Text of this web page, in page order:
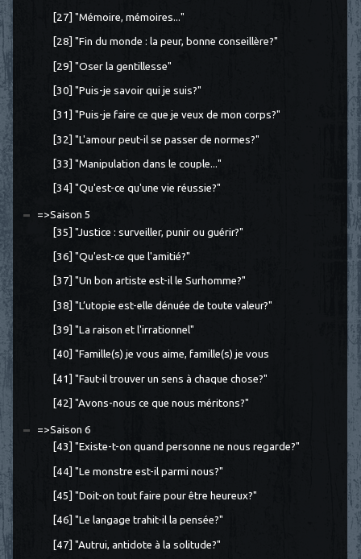
[27] "Mémoire, mémoires..."
[28] "Fin du monde : la peur, bonne conseillère?"
[29] "Oser la gentillesse"
[30] "Puis-je savoir qui je suis?"
[31] "Puis-je faire ce que je veux de mon corps?"
[32] "L'amour peut-il se passer de normes?"
[33] "Manipulation dans le couple..."
[34] "Qu'est-ce qu'une vie réussie?"
=>Saison 5
[35] "Justice : surveiller, punir ou guérir?"
[36] "Qu'est-ce que l'amitié?"
[37] "Un bon artiste est-il le Surhomme?"
[38] "L’utopie est-elle dénuée de toute valeur?"
[39] "La raison et l'irrationnel"
[40] "Famille(s) je vous aime, famille(s) je vous
[41] "Faut-il trouver un sens à chaque chose?"
[42] "Avons-nous ce que nous méritons?"
=>Saison 6
[43] "Existe-t-on quand personne ne nous regarde?"
[44] "Le monstre est-il parmi nous?"
[45] "Doit-on tout faire pour être heureux?"
[46] "Le langage trahit-il la pensée?"
[47] "Autrui, antidote à la solitude?"